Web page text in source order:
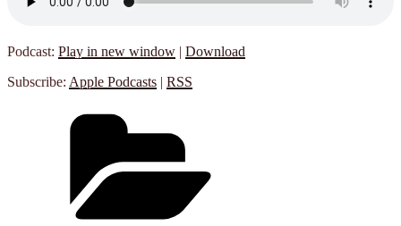
Podcast: Play in new window | Download
Subscribe: Apple Podcasts | RSS